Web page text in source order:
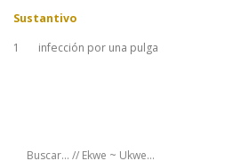
Sustantivo
1
infección por una pulga